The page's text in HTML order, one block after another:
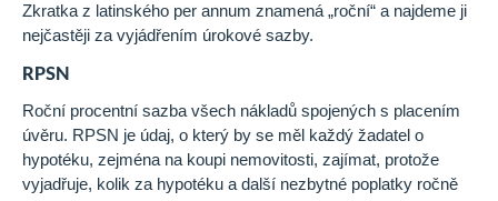
Zkratka z latinského per annum znamená „roční“ a najdeme ji
nejčastěji za vyjádřením úrokové sazby.
RPSN
Roční procentní sazba všech nákladů spojených s placením
úvěru. RPSN je údaj, o který by se měl každý žadatel o
hypotéku, zejména na koupi nemovitosti, zajímat, protože
vyjadřuje, kolik za hypotéku a další nezbytné poplatky ročně